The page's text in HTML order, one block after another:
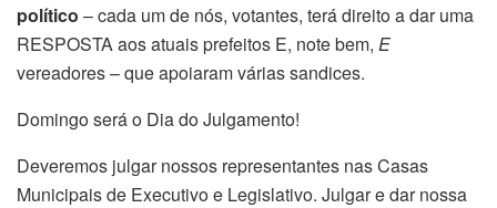
político – cada um de nós, votantes, terá direito a dar uma
RESPOSTA aos atuais prefeitos E, note bem, E
vereadores – que apoiaram várias sandices.
Domingo será o Dia do Julgamento!
Deveremos julgar nossos representantes nas Casas
Municipais de Executivo e Legislativo. Julgar e dar nossa